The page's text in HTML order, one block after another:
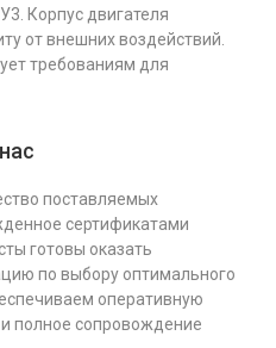
Корпус двигателя
от внешних воздействий.
требованиям для
поставляемых
сертификатами
готовы оказать
по выбору оптимального
оперативную
полное сопровождение